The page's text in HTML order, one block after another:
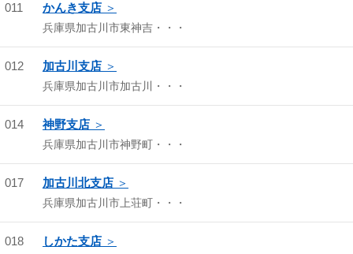
011 かんき支店
兵庫県加古川市東神吉・・・
012 加古川支店
兵庫県加古川市加古川・・・
014 神野支店
兵庫県加古川市神野町・・・
017 加古川北支店
兵庫県加古川市上荘町・・・
018 しかた支店